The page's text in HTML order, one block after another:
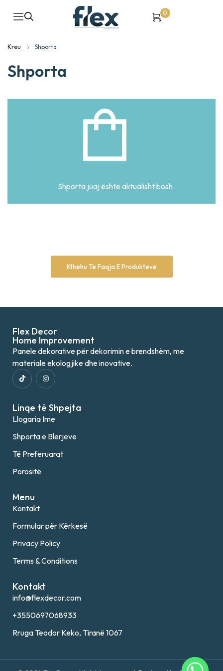
0
Kreu Shporta
Shporta
Shporta juaj është aktualisht bosh.
Kthehu Te Faqja E Produkteve
Flex Decor
Home Improvement
Panele dekorative për dekorimin e brendshëm, me
materiale ekologjike dhe inovative.
Linqe të Shpejta
Llogaria Ime
Shporta e Blerjeve
Të Preferuarat
Porositë
Menu
Kontakt
Formular për Kërkesë
Privacy Policy
Terms & Conditions
Kontakt
info@flexdecor.com
+3550697068933
Rruga Teodor Keko, Tiranë 1067